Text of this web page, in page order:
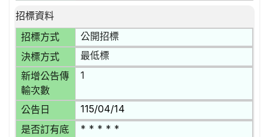
招標資料
招標方式
公開招標
決標方式 最低標
新增公告傳
輸次數
1
公告日 115/04/14
是否訂有底
* * * * *